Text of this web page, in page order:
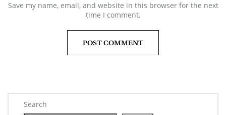
Search
Save my name, email, and website in this browser for the next
time I comment.